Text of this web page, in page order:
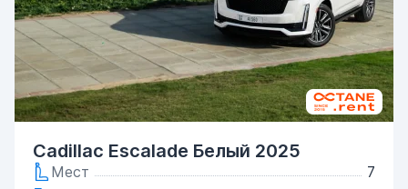
Cadillac Escalade Белый 2025
Мест
7